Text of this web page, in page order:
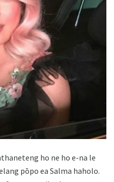
ho ne ho e-na le
pōpo ea Salma haholo.